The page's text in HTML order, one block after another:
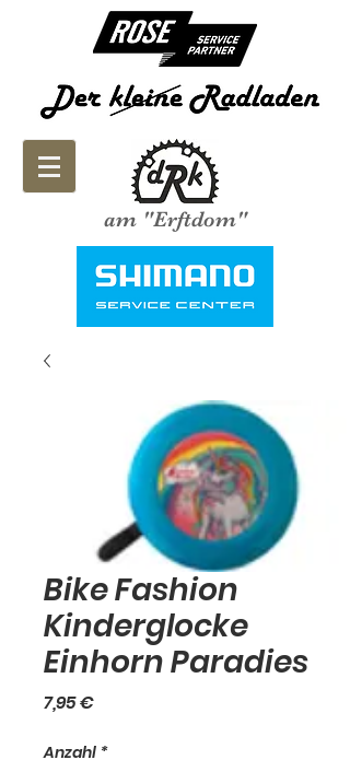
am "Erftdom"
Bike Fashion
Kinderglocke
Einhorn Paradies
7,95 €Preis
Anzahl *